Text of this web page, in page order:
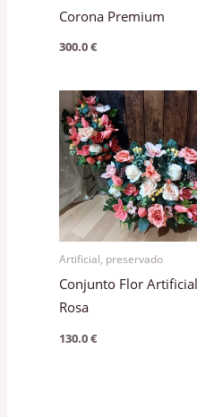
Corona Premium
300.0€
Artificial, preservado
Conjunto Flor Artificial
Rosa
130.0€